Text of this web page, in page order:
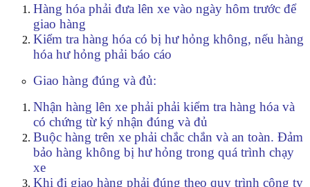
Hàng hóa phải đưa lên xe vào ngày hôm trước để
giao hàng
Kiểm tra hàng hóa có bị hư hỏng không, nếu hàng
hóa hư hỏng phải báo cáo
Giao hàng đúng và đủ:
Nhận hàng lên xe phải phải kiểm tra hàng hóa và
có chứng từ ký nhận đúng và đủ
Buộc hàng trên xe phải chắc chắn và an toàn. Đảm
bảo hàng không bị hư hỏng trong quá trình chạy
xe
Khi đi giao hàng phải đúng theo quy trình công ty